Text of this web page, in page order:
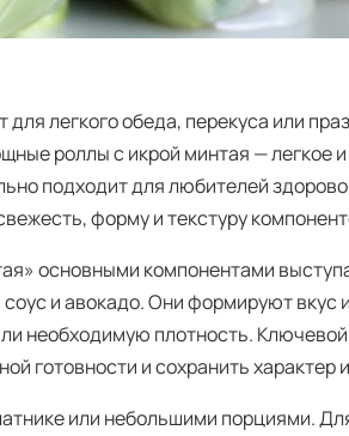
легкого обеда, перекуса или
роллы с икрой минтая — легкое
подходит для любителей
форму и текстуру
основными компонентами
и авокадо. Они формируют вкус
необходимую плотность. Ключевой
готовности и сохранить характер
или небольшими порциями.